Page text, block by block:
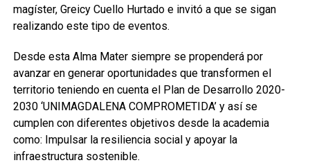
magíster, Greicy Cuello Hurtado e invitó a que se sigan
realizando este tipo de eventos.
Desde esta Alma Mater siempre se propenderá por
avanzar en generar oportunidades que transformen el
territorio teniendo en cuenta el Plan de Desarrollo 2020-
2030 ‘UNIMAGDALENA COMPROMETIDA’ y así se
cumplen con diferentes objetivos desde la academia
como: Impulsar la resiliencia social y apoyar la
infraestructura sostenible.